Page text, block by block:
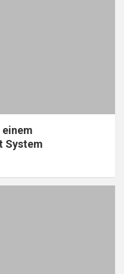
System